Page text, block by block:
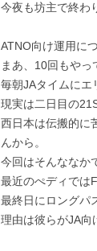
今夜も坊主で終わ
ATNO向け運用に
まあ、10回もやっ
毎朝JAタイムにエ
現実は二日目の
西日本は伝搬的に
んから。
今回はそんななか
最近のぺディでは
最終日にロングパ
理由は彼らがJA向